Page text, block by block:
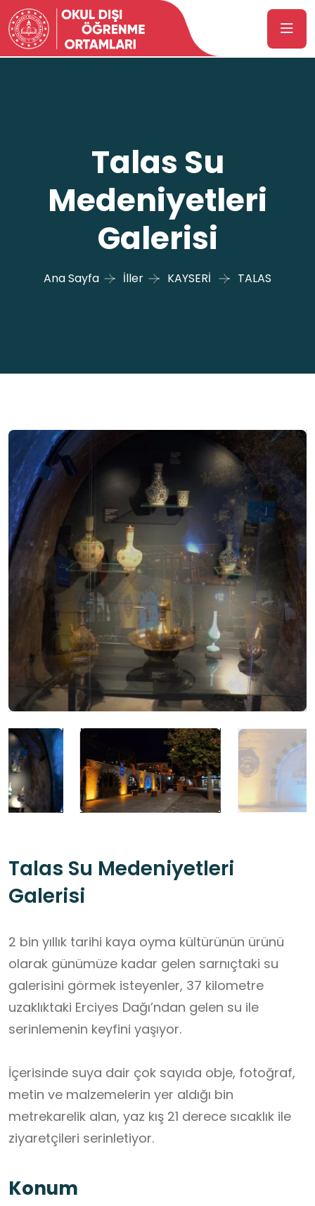
Talas Su
Medeniyetleri
Galerisi
Ana Sayfa İller KAYSERİ TALAS
Talas Su Medeniyetleri
Galerisi
2 bin yıllık tarihi kaya oyma kültürünün ürünü
olarak günümüze kadar gelen sarnıçtaki su
galerisini görmek isteyenler, 37 kilometre
uzaklıktaki Erciyes Dağı’ndan gelen su ile
serinlemenin keyfini yaşıyor.
İçerisinde suya dair çok sayıda obje, fotoğraf,
metin ve malzemelerin yer aldığı bin
metrekarelik alan, yaz kış 21 derece sıcaklık ile
ziyaretçileri serinletiyor.
Konum